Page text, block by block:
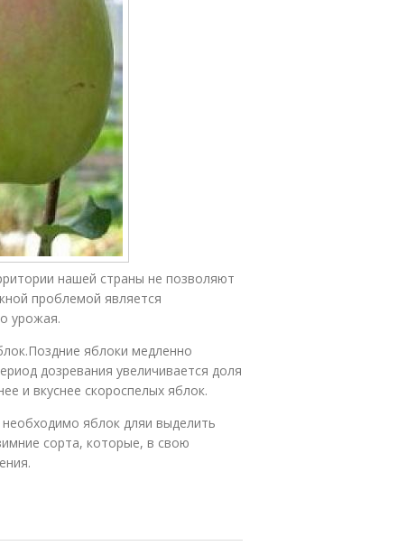
нашей страны не позволяют
проблемой является
урожая.
яблоки медленно
дозревания увеличивается доля
и вкуснее скороспелых яблок.
яблок дляи выделить
сорта, которые, в свою